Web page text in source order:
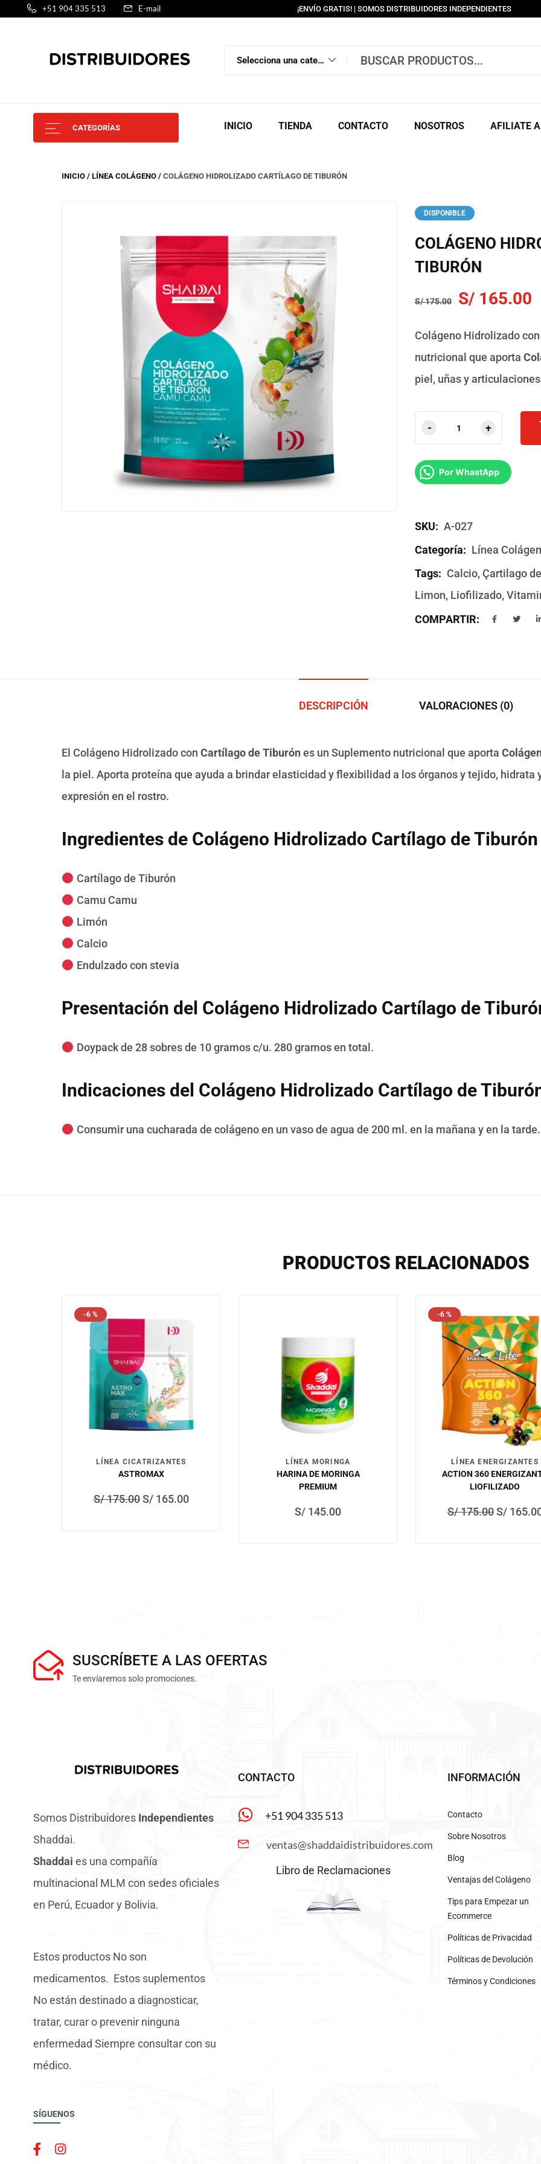
+51 904 335 513 E-mail ¡ENVÍO GRATIS! | SOMOS DISTRIBUIDORES INDEPENDIENTES
Selecciona una categoría
CATEGORÍAS INICIO TIENDA CONTACTO NOSOTROS AFILIATE
INICIO LÍNEA COLÁGENO COLÁGENO HIDROLIZADO CARTÍLAGO DE TIBURÓN
DISPONIBLE
COLÁGENO
TIBURÓN
S/175.00 S/ 165.00
Colágeno Hidrolizado
nutricional que aporta
piel, uñas y
Por WhastApp
SKU: A-027
Categoría: Línea
Tags: Calcio, Çartilago
Limon, Liofilizado,
COMPARTIR:
DESCRIPCIÓN VALORACIONES (0)
El Colágeno Hidrolizado con Cartílago de Tiburónes un Suplemento nutricional que aporta
la piel. Aporta proteína que ayuda a brindar elasticidad y flexibilidad a los órganos y tejido, hidrata
expresión en el rostro.
Ingredientes de Colágeno Hidrolizado Cartílago de Tiburón
Cartílago de Tiburón
Camu Camu
Limón
Calcio
Endulzado con stevia
Presentación del Colágeno Hidrolizado Cartílago de
Doypack de 28 sobres de 10 gramos c/u. 280 gramos en total.
Indicaciones del Colágeno Hidrolizado Cartílago de
Consumir una cucharada de colágeno en un vaso de agua de 200 ml. en la mañana y en la tarde.
PRODUCTOS RELACIONADOS
-6 %
LÍNEA CICATRIZANTES
ASTROMAX
S/175.00 S/165.00
LÍNEA MORINGA
HARINA DE MORINGA
PREMIUM
S/ 145.00
-6 %
LÍNEA ENERGIZANTES
ACTION 360
LIOFILIZADO
S/175.00 S/
SUSCRÍBETE A LAS OFERTAS
Te envíaremos solo promociones.
Somos Distribuidores Independientes
Shaddai.
Shaddai es una compañía
multinacional MLM con sedes oficiales
en Perú, Ecuador y Bolivia.
Estos productos No son
medicamentos. Estos suplementos
No están destinado a diagnosticar,
tratar, curar o prevenir ninguna
enfermedad Siempre consultar con su
médico.
SÍGUENOS
CONTACTO
+51 904 335 513
ventas@shaddaidistribuidores.com
Libro de Reclamaciones
INFORMACIÓN
Contacto
Sobre Nosotros
Blog
Ventajas del Colágeno
Tips para Empezar un
Ecommerce
Políticas de Privacidad
Políticas de Devolución
Términos y Condiciones